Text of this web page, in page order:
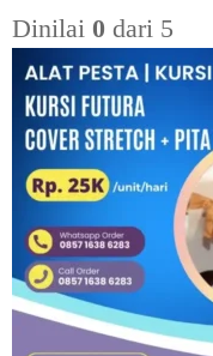
Dinilai 0 dari 5